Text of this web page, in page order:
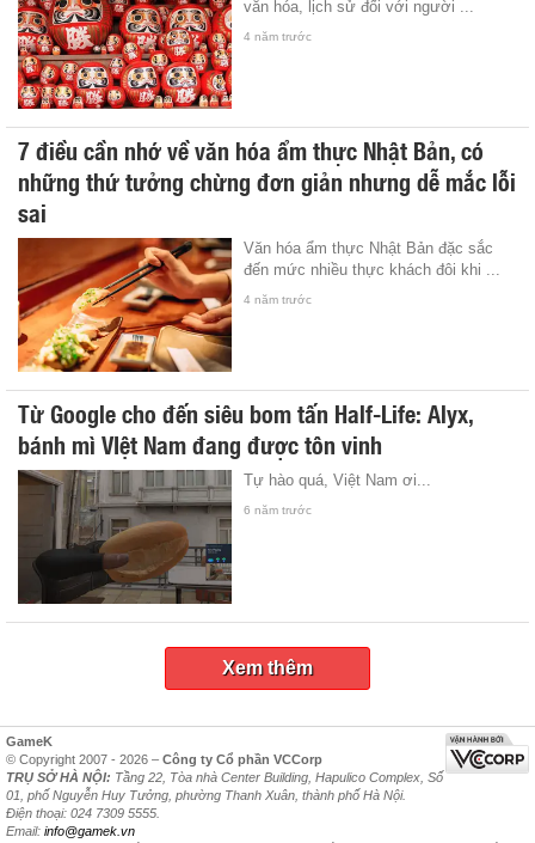
văn hóa, lịch sử đối với người ...
4 năm trước
7 điều cần nhớ về văn hóa ẩm thực Nhật Bản, có
những thứ tưởng chừng đơn giản nhưng dễ mắc lỗi
sai
Văn hóa ẩm thực Nhật Bản đặc sắc
đến mức nhiều thực khách đôi khi ...
4 năm trước
Từ Google cho đến siêu bom tấn Half-Life: Alyx,
bánh mì VIệt Nam đang được tôn vinh
Tự hào quá, Việt Nam ơi...
6 năm trước
Xem thêm
GameK
© Copyright 2007 - 2026 – Công ty Cổ phần VCCorp
TRỤ SỞ HÀ NỘI: Tầng 22, Tòa nhà Center Building, Hapulico Complex, Số
01, phố Nguyễn Huy Tưởng, phường Thanh Xuân, thành phố Hà Nội.
Điện thoại: 024 7309 5555.
Email: info@gamek.vn